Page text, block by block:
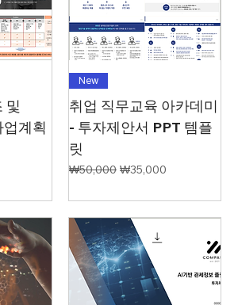
및
계획
New
취업 직무교육 아카데미
- 투자제안서 PPT 템플
릿
일반가
₩50,000 할인가
₩35,000